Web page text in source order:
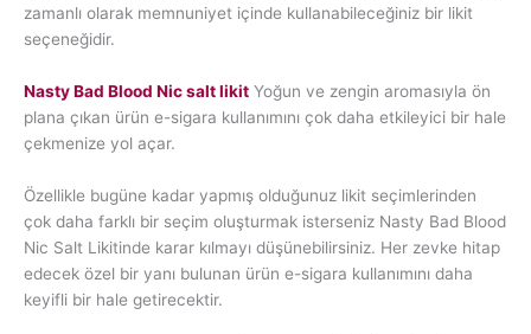
zamanlı olarak memnuniyet içinde kullanabileceğiniz bir likit
seçeneğidir.
Nasty Bad Blood Nic salt likit Yoğun ve zengin aromasıyla ön
plana çıkan ürün e-sigara kullanımını çok daha etkileyici bir hale
çekmenize yol açar.
Özellikle bugüne kadar yapmış olduğunuz likit seçimlerinden
çok daha farklı bir seçim oluşturmak isterseniz Nasty Bad Blood
Nic Salt Likitinde karar kılmayı düşünebilirsiniz. Her zevke hitap
edecek özel bir yanı bulunan ürün e-sigara kullanımını daha
keyifli bir hale getirecektir.